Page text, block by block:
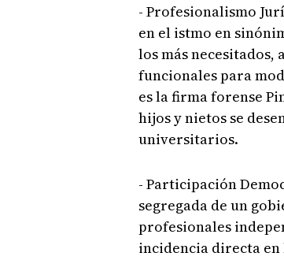
- Profesionalismo
en el istmo en
los más necesitados,
funcionales para
es la firma forense
hijos y nietos se
universitarios.
- Participación
segregada de un
profesionales
incidencia directa